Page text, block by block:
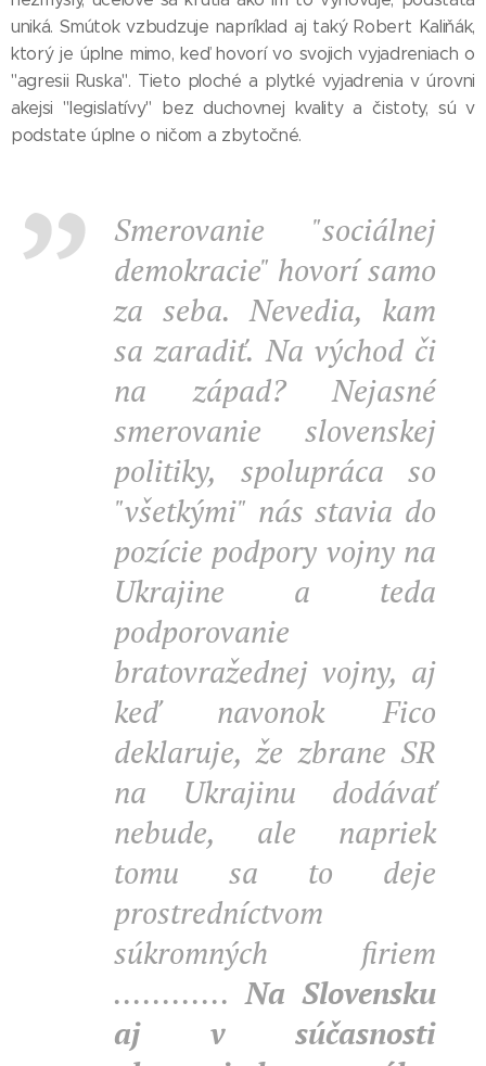
uniká. Smútok vzbudzuje napríklad aj taký Robert Kaliňák,
ktorý je úplne mimo, keď hovorí vo svojich vyjadreniach o
"agresii Ruska". Tieto ploché a plytké vyjadrenia v úrovni
akejsi "legislatívy" bez duchovnej kvality a čistoty, sú v
podstate úplne o ničom a zbytočné.
Smerovanie "sociálnej
demokracie" hovorí samo
za seba. Nevedia, kam
sa zaradiť. Na východ či
na západ? Nejasné
smerovanie slovenskej
politiky, spolupráca so
"všetkými" nás stavia do
pozície podpory vojny na
Ukrajine a teda
podporovanie
bratovražednej vojny, aj
keď navonok Fico
deklaruje, že zbrane SR
na Ukrajinu dodávať
nebude, ale napriek
tomu sa to deje
prostredníctvom
súkromných firiem
............Na Slovensku
aj v súčasnosti